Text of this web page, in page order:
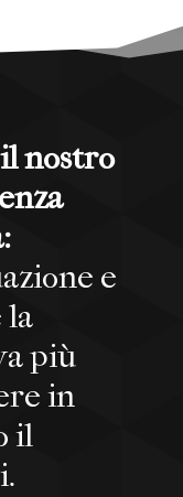
nostro
e
la
più
in
il